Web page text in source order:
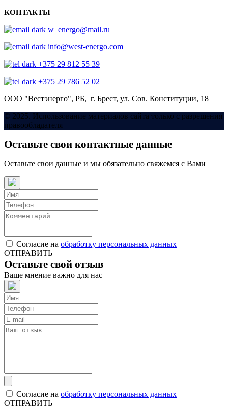
КОНТАКТЫ
w_energo@mail.ru
info@west-energo.com
+375 29 812 55 39
+375 29 786 52 02
ООО "Вестэнерго", РБ, г. Брест, ул. Сов. Конституции, 18
© 2025. Использование материалов сайта только с разрешения
правообладателя
Оставьте свои контактные данные
Оставьте свои данные и мы обязательно свяжемся с Вами
Согласие на обработку персональных данных
ОТПРАВИТЬ
Оставьте свой отзыв
Ваше мнение важно для нас
Согласие на обработку персональных данных
ОТПРАВИТЬ